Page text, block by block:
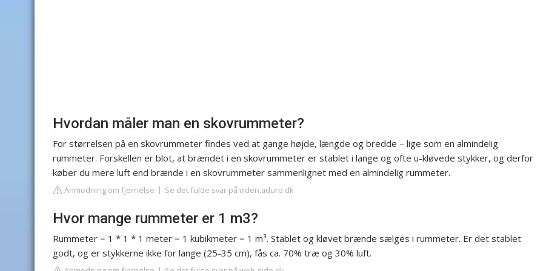
Hvordan måler man en skovrummeter?
For størrelsen på en skovrummeter findes ved at gange højde, længde og bredde – lige som en almindelig
rummeter. Forskellen er blot, at brændet i en skovrummeter er stablet i lange og ofte u-kløvede stykker, og derfor
køber du mere luft end brænde i en skovrummeter sammenlignet med en almindelig rummeter.
Anmodning om fjernelse Se det fulde svar på viden.aduro.dk
Hvor mange rummeter er 1 m3?
Rummeter = 1 * 1 * 1 meter = 1 kubikmeter = 1 m³. Stablet og kløvet brænde sælges i rummeter. Er det stablet
godt, og er stykkerne ikke for lange (25-35 cm), fås ca. 70% træ og 30% luft.